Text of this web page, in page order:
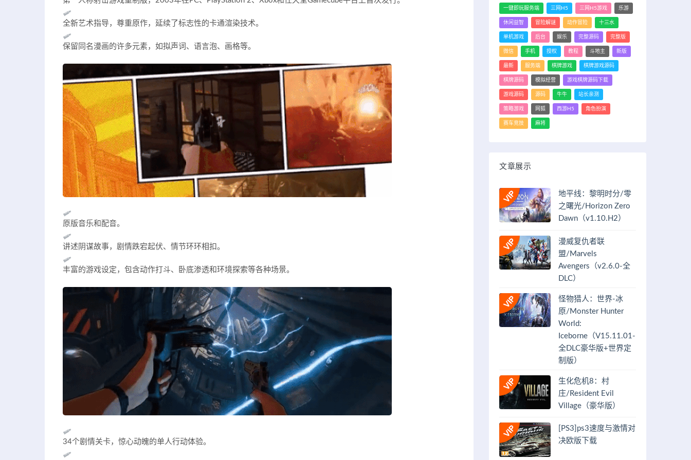
全新艺术指导，尊重原作，延续了标志性的卡通渲染技术。
保留同名漫画的许多元素，如拟声词、语言泡、画格等。
原版音乐和配音。
讲述阴谋故事，剧情跌宕起伏、情节环环相扣。
丰富的游戏设定，包含动作打斗、卧底渗透和环境探索等各种场景。
34个剧情关卡，惊心动魄的单人行动体验。
一键即玩服务端 三网H5 三网H5游戏 乐游
休闲益智 冒险解谜 动作冒险 十三水
单机游戏 后台 娱乐 完整源码 完整版
微信 手机 授权 教程 斗地主 新版
最新 服务端 棋牌游戏 棋牌游戏源码
棋牌源码 模拟经营 游戏棋牌源码下载
游戏源码 源码 牛牛 站长亲测
策略游戏 网狐 西游H5 角色扮演
赛车竞技 麻将
文章展示
地平线：黎明时分/零
之曙光/Horizon Zero
Dawn（v1.10.H2）
漫威复仇者联
盟/Marvels
Avengers（v2.6.0-全
DLC）
怪物猎人：世界-冰
原/Monster Hunter
World:
Iceborne（V15.11.01-
全DLC豪华版+世界定
制版）
生化危机8：村
庄/Resident Evil
Village（豪华版）
[PS3]ps3速度与激情对
决欧版下载